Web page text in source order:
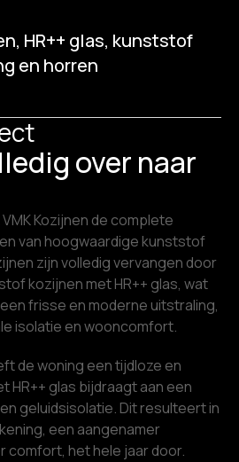
HR++ glas, kunststof
en horren
over naar
Kozijnen de complete
van hoogwaardige kunststof
zijn volledig vervangen door
kozijnen met HR++ glas, wat
frisse en moderne uitstraling,
isolatie en wooncomfort.
de woning een tijdloze en
HR++ glas bijdraagt aan een
geluidsisolatie. Dit resulteert in
een aangenamer
comfort, het hele jaar door.